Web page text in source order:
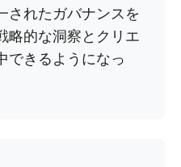
されたガバナンスを
略的な洞察とクリエ
できるようになっ